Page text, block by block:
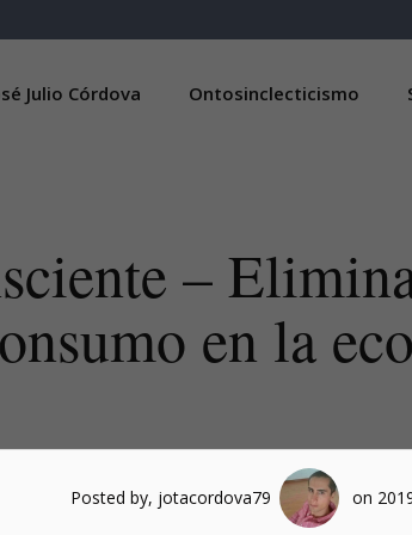
Julio Córdova Ontosinclecticismo
–
en la
Posted by, jotacordova79 on